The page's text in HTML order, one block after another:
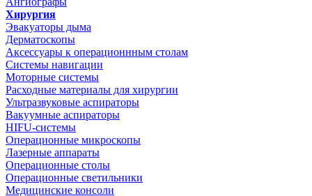
Хирургия
Эвакуаторы дыма
Дерматоскопы
Аксессуары к операционнным столам
Системы навигации
Моторные системы
Расходные материалы для хирургии
Ультразвуковые аспираторы
Вакуумные аспираторы
HIFU-системы
Операционные микроскопы
Лазерные аппараты
Операционные столы
Операционные светильники
Медицинские консоли